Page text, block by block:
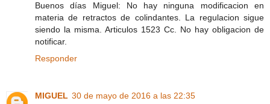
Buenos días Miguel: No hay ninguna modificacion en
materia de retractos de colindantes. La regulacion sigue
siendo la misma. Articulos 1523 Cc. No hay obligacion de
notificar.
Responder
MIGUEL 30 de mayo de 2016 a las 22:35